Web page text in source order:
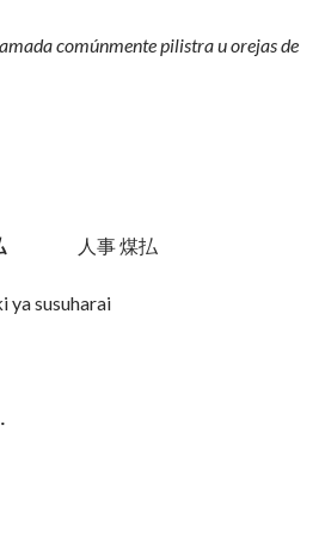
comúnmente pilistra u orejas de
人事 煤払
ya susuharai